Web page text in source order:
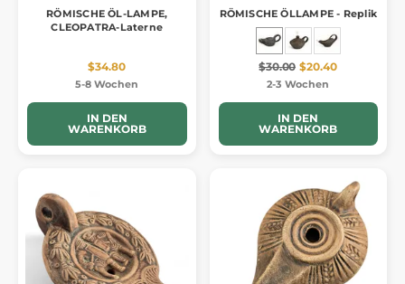
RÖMISCHE ÖL-LAMPE,
CLEOPATRA-Laterne
$34.80
5-8 Wochen
IN DEN
WARENKORB
RÖMISCHE ÖLLAMPE - Replik
$30.00 $20.40
2-3 Wochen
IN DEN
WARENKORB